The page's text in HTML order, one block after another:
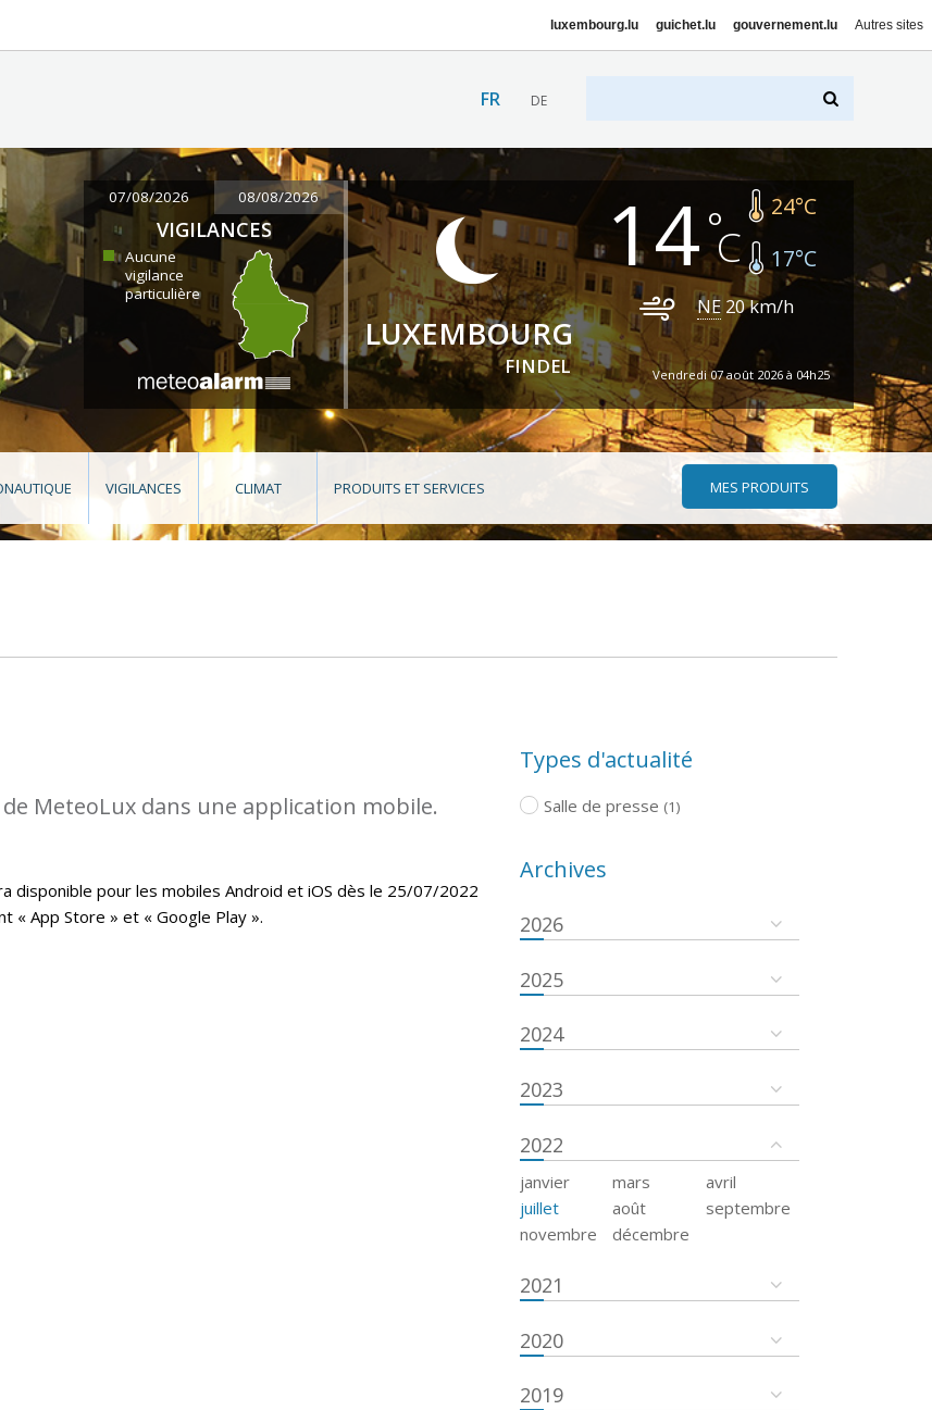
luxembourg.lu guichet.lu gouvernement.lu Autres sites
FR DE
07/08/2026 08/08/2026
VIGILANCES
Aucune
vigilance
particulière
LUXEMBOURG
FINDEL
14 24°C
17°C
NE 20km/h
Vendredi 07 août 2026 à 04h25
VIGILANCES CLIMAT PRODUITS ET SERVICES MES PRODUITS
MeteoLux dans une application mobile.
disponible pour les mobiles Android et iOS dès le 25/07/2022
« App Store » et « Google Play ».
Types d'actualité
Salle de presse (1)
Archives
2026
2025
2024
2023
2022
janvier mars
avril
juillet
août
septembre
novembre
décembre
2021
2020
2019